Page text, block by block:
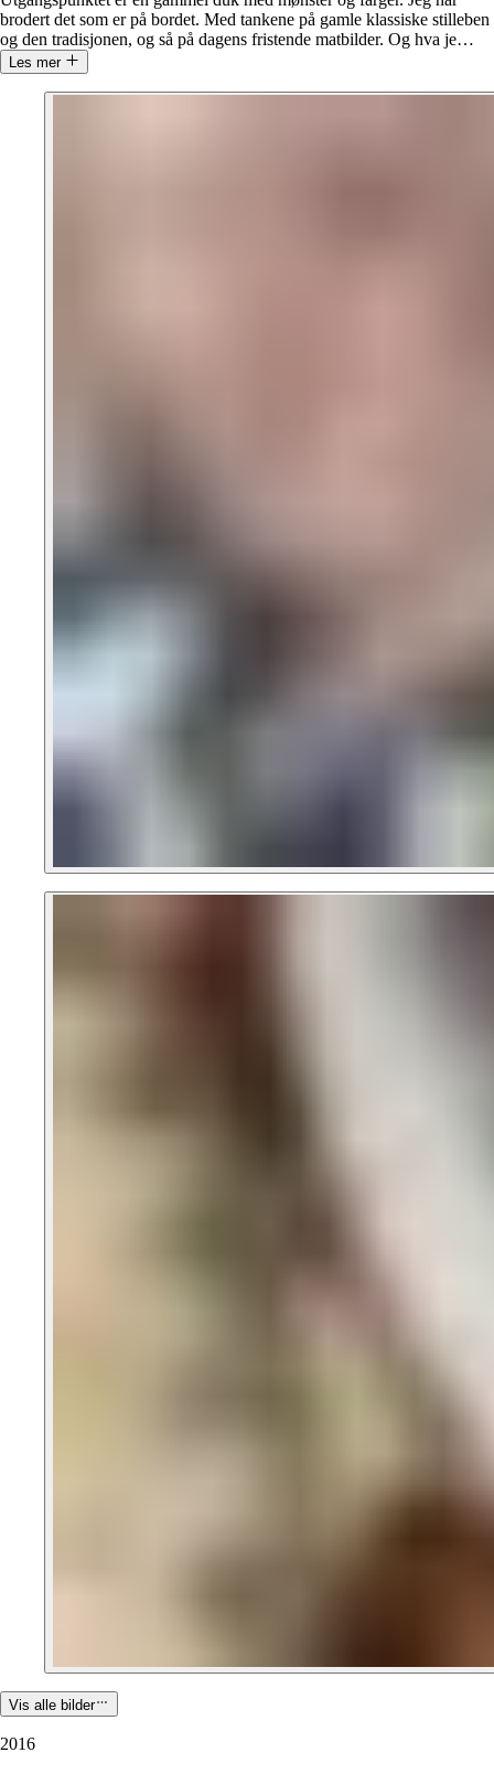
brodert det som er på bordet. Med tankene på gamle klassiske stilleben
og den tradisjonen, og så på dagens fristende matbilder. Og hva je…
Les mer
Vis alle bilder
2016